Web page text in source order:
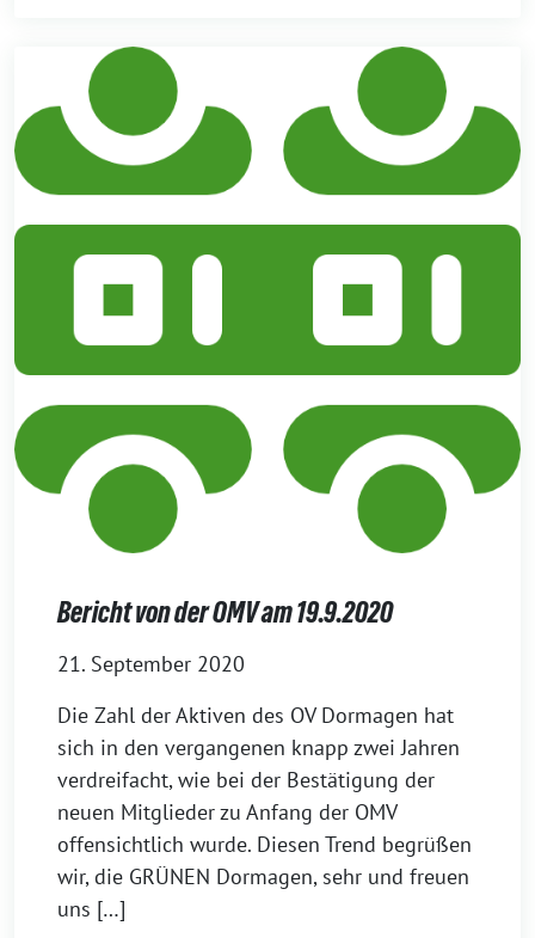
Bericht von der OMV am 19.9.2020
21. September 2020
Die Zahl der Aktiven des OV Dormagen hat
sich in den vergangenen knapp zwei Jahren
verdreifacht, wie bei der Bestätigung der
neuen Mitglieder zu Anfang der OMV
offensichtlich wurde. Diesen Trend begrüßen
wir, die GRÜNEN Dormagen, sehr und freuen
uns […]